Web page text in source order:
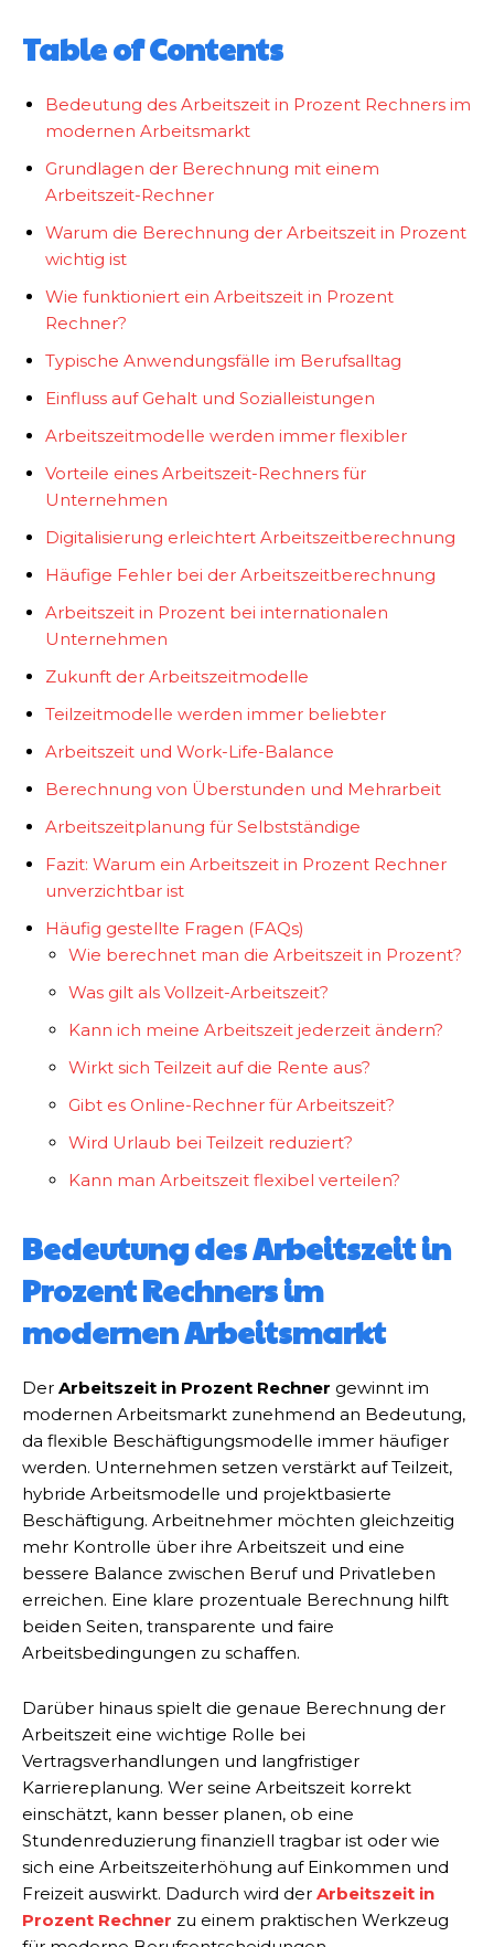
Table of Contents
Bedeutung des Arbeitszeit in Prozent Rechners im
modernen Arbeitsmarkt
Grundlagen der Berechnung mit einem
Arbeitszeit-Rechner
Warum die Berechnung der Arbeitszeit in Prozent
wichtig ist
Wie funktioniert ein Arbeitszeit in Prozent
Rechner?
Typische Anwendungsfälle im Berufsalltag
Einfluss auf Gehalt und Sozialleistungen
Arbeitszeitmodelle werden immer flexibler
Vorteile eines Arbeitszeit-Rechners für
Unternehmen
Digitalisierung erleichtert Arbeitszeitberechnung
Häufige Fehler bei der Arbeitszeitberechnung
Arbeitszeit in Prozent bei internationalen
Unternehmen
Zukunft der Arbeitszeitmodelle
Teilzeitmodelle werden immer beliebter
Arbeitszeit und Work-Life-Balance
Berechnung von Überstunden und Mehrarbeit
Arbeitszeitplanung für Selbstständige
Fazit: Warum ein Arbeitszeit in Prozent Rechner
unverzichtbar ist
Häufig gestellte Fragen (FAQs)
Wie berechnet man die Arbeitszeit in Prozent?
Was gilt als Vollzeit-Arbeitszeit?
Kann ich meine Arbeitszeit jederzeit ändern?
Wirkt sich Teilzeit auf die Rente aus?
Gibt es Online-Rechner für Arbeitszeit?
Wird Urlaub bei Teilzeit reduziert?
Kann man Arbeitszeit flexibel verteilen?
Bedeutung des Arbeitszeit in
Prozent Rechners im
modernen Arbeitsmarkt
Der Arbeitszeit in Prozent Rechner gewinnt im
modernen Arbeitsmarkt zunehmend an Bedeutung,
da flexible Beschäftigungsmodelle immer häufiger
werden. Unternehmen setzen verstärkt auf Teilzeit,
hybride Arbeitsmodelle und projektbasierte
Beschäftigung. Arbeitnehmer möchten gleichzeitig
mehr Kontrolle über ihre Arbeitszeit und eine
bessere Balance zwischen Beruf und Privatleben
erreichen. Eine klare prozentuale Berechnung hilft
beiden Seiten, transparente und faire
Arbeitsbedingungen zu schaffen.
Darüber hinaus spielt die genaue Berechnung der
Arbeitszeit eine wichtige Rolle bei
Vertragsverhandlungen und langfristiger
Karriereplanung. Wer seine Arbeitszeit korrekt
einschätzt, kann besser planen, ob eine
Stundenreduzierung finanziell tragbar ist oder wie
sich eine Arbeitszeiterhöhung auf Einkommen und
Freizeit auswirkt. Dadurch wird der Arbeitszeit in
Prozent Rechner zu einem praktischen Werkzeug